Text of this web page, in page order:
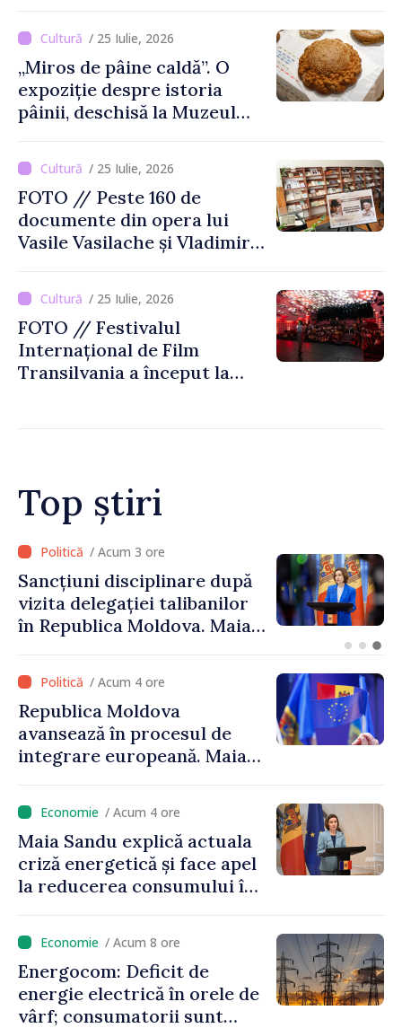
august
/ 25 Iulie, 2026
„Miros de pâine caldă”. O
expoziție despre istoria
pâinii, deschisă la Muzeul
Moldovei
/ 25 Iulie, 2026
FOTO // Peste 160 de
documente din opera lui
Vasile Vasilache și Vladimir
Biblioteca Națională
/ 25 Iulie, 2026
FOTO // Festivalul
Internațional de Film
Transilvania a început la
Top știri
Adunarea Populară a
Găgăuziei trebuie să aibă un
mandat deplin. Președinta
Maia Sandu: „Alegerile să fie
/ Acum 4 ore
Republica Moldova
avansează în procesul de
integrare europeană. Maia
niciun stat”
/ Acum 4 ore
Maia Sandu explică actuala
criză energetică și face apel
la reducerea consumului în
putem menține prețurile la
un nivel mai mic”
/ Acum 8 ore
Energocom: Deficit de
energie electrică în orele de
vârf; consumatorii sunt